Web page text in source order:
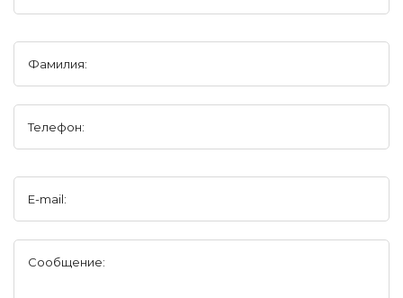
Фамилия:
Телефон:
E-mail:
Сообщение: